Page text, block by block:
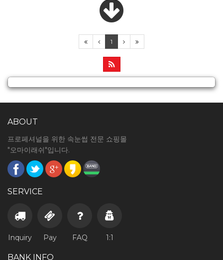
1
ABOUT
프로페셔널을 위한 속눈썹 전문 쇼핑몰
"오마이래쉬"입니다.
SERVICE
Inquiry Pay FAQ 1:1
BANK INFO